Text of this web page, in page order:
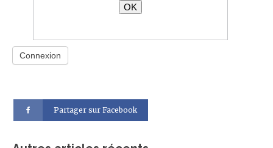
OK
Partager sur Facebook